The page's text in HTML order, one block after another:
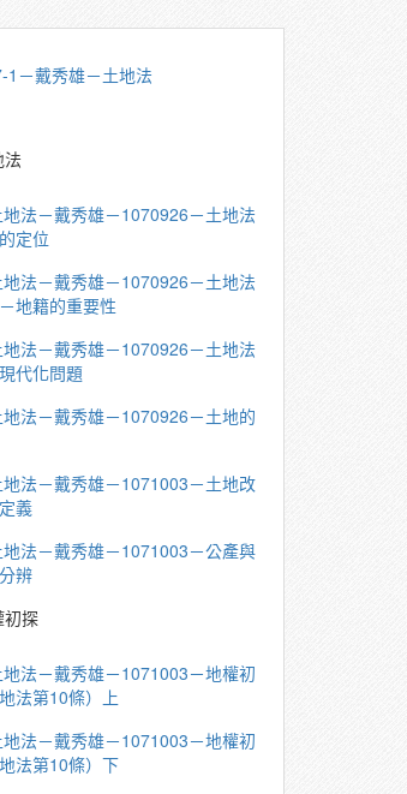
1－戴秀雄－土地法
法
法－戴秀雄－1070926－土地法
定位
法－戴秀雄－1070926－土地法
地籍的重要性
法－戴秀雄－1070926－土地法
代化問題
法－戴秀雄－1070926－土地的
法－戴秀雄－1071003－土地改
義
法－戴秀雄－1071003－公產與
辨
初探
法－戴秀雄－1071003－地權初
法第10條）上
法－戴秀雄－1071003－地權初
法第10條）下